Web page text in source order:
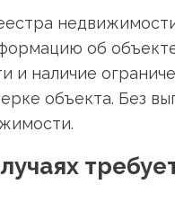
об
и наличие
объекта. Без